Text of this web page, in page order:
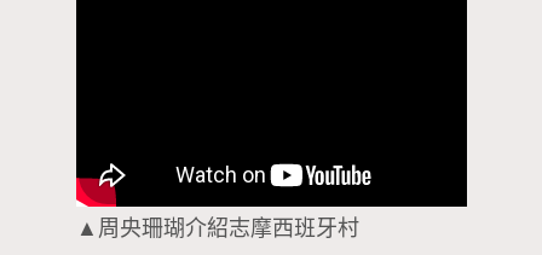
▲周央珊瑚介紹志摩西班牙村